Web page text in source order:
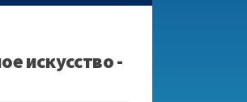
искусство -